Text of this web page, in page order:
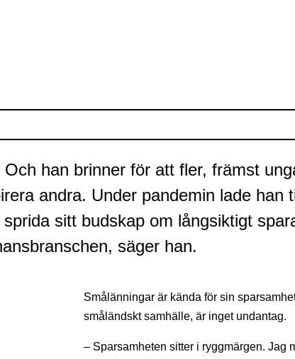
han brinner för att fler, främst
andra. Under pandemin lade han
sitt budskap om långsiktigt
säger han.
Smålänningar är kända för sin
småländskt samhälle, är inget undantag.
– Sparsamheten sitter i ryggmärgen. Jag